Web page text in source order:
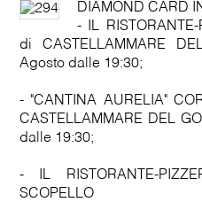
DIAMOND CARD
- IL
di CASTELLAMMARE
Agosto dalle 19:30;
- "CANTINA AURELIA"
CASTELLAMMARE DEL
dalle 19:30;
- IL RISTORANTE-
SCOPELLO